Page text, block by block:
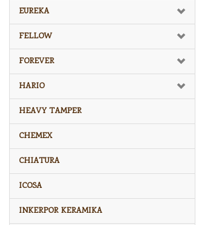
EUREKA
FELLOW
FOREVER
HARIO
HEAVY TAMPER
CHEMEX
CHIATURA
ICOSA
INKERPOR KERAMIKA